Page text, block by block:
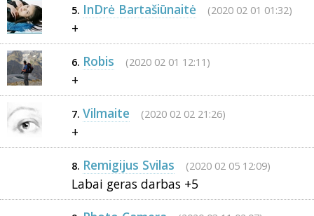
5. InDrė Bartašiūnaitė (2020 02 01 01:32)
+
6. Robis (2020 02 01 12:11)
+
7. Vilmaite (2020 02 02 21:26)
+
8. Remigijus Svilas (2020 02 05 12:09)
Labai geras darbas +5